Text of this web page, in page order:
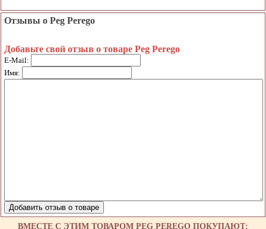
Отзывы о Peg Perego
Добавьте свой отзыв о товаре Peg Perego
E-Mail:
Имя:
ВМЕСТЕ С ЭТИМ ТОВАРОМ PEG PEREGO ПОКУПАЮТ: